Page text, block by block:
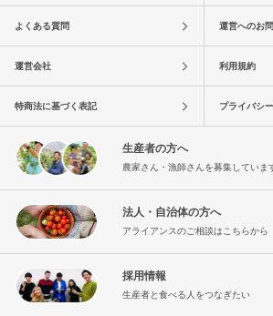
よくある質問 運営へのお
運営会社 利用規約
特商法に基づく表記 プライバシ
生産者の方へ
農家さん・漁師さんを募集していま
法人・自治体の方へ
アライアンスのご相談はこちらから
採用情報
生産者と食べる人をつなぎたい